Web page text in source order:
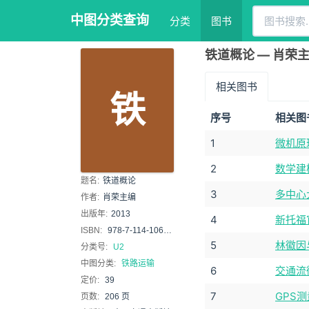
中图分类查询 分类 图书
铁
题名: 铁道概论
作者: 肖荣主编
出版年: 2013
ISBN: 978-7-114-10663-7
分类号:
U2
中图分类: 铁路运输
定价: 39
页数: 206 页
铁道概论 — 肖荣
相关图书
序号
相关图
1
微机原
2
数学建
3
多中
4
新托
5
林徽因
6
交通
7
GPS